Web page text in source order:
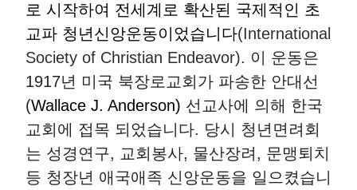
로 시작하여 전세계로 확산된 국제적인 초
교파 청년신앙운동이었습니다(International
Society of Christian Endeavor). 이 운동은
1917년 미국 북장로교회가 파송한 안대선
(Wallace J. Anderson) 선교사에 의해 한국
교회에 접목 되었습니다. 당시 청년면려회
는 성경연구, 교회봉사, 물산장려 , 문맹퇴치
등 청장년 애국애족 신앙운동을 일으켰습니